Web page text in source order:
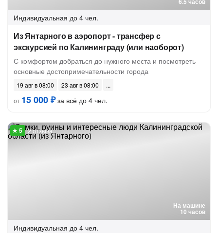
Индивидуальная до 4 чел.
Из Янтарного в аэропорт - трансфер с
экскурсией по Калининграду (или наоборот)
С комфортом добраться до нужного места и посмотреть
основные достопримечательности города
19 авг в 08:00
23 авг в 08:00
от 15 000 ₽за всё до 4 чел.
На машине
10 часов
2 отзыва
Индивидуальная до 4 чел.